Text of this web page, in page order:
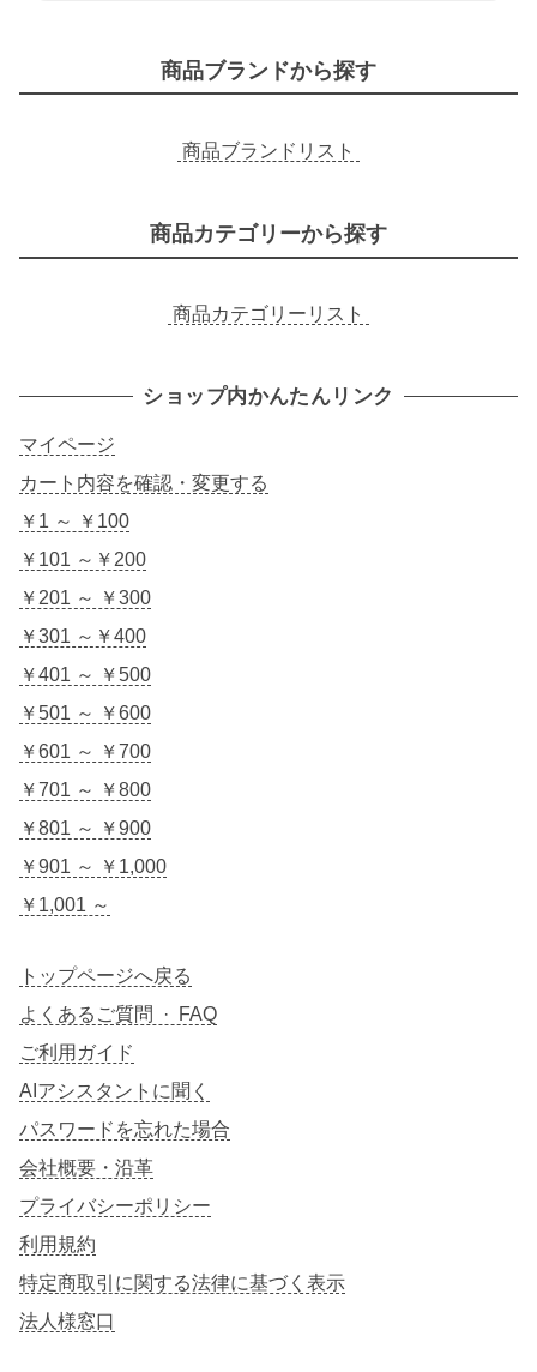
商品ブランドから探す
商品ブランドリスト
商品カテゴリーから探す
商品カテゴリーリスト
ショップ内かんたんリンク
マイページ
カート内容を確認・変更する
￥1 ～ ￥100
￥101 ～￥200
￥201 ～ ￥300
￥301 ～￥400
￥401 ～ ￥500
￥501 ～ ￥600
￥601 ～ ￥700
￥701 ～ ￥800
￥801 ～ ￥900
￥901 ～ ￥1,000
￥1,001 ～
トップページへ戻る
よくあるご質問 · FAQ
ご利用ガイド
AIアシスタントに聞く
パスワードを忘れた場合
会社概要・沿革
プライバシーポリシー
利用規約
特定商取引に関する法律に基づく表示
法人様窓口